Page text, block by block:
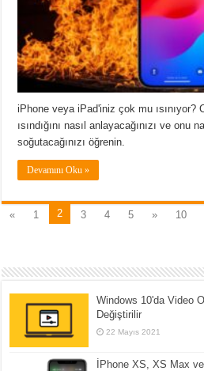
iPhone veya iPad'iniz çok mu ısınıyor?
ısındığını nasıl anlayacağınızı ve onu
soğutacağınızı öğrenin.
Devamını Oku »
« 1 2 3 4 5 » 10
Windows 10'da Video
Değiştirilir
22 Mayıs 2021
İPhone XS, XS Max